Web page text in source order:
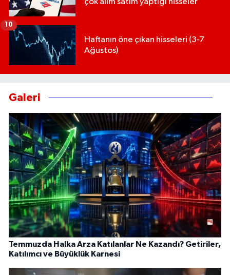
çok alım satım yaptığı hisseler
Haftanın öne çıkan hisseleri (3-7
Ağustos)
10
Galeri
Temmuzda Halka Arza Katılanlar Ne Kazandı? Getiriler,
Katılımcı ve Büyüklük Karnesi